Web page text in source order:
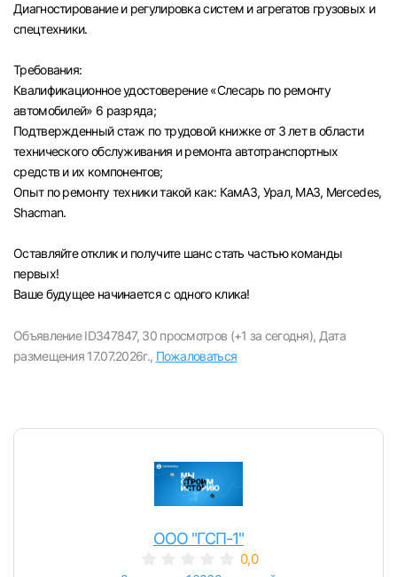
Вход в личный кабинет
вакансии с контактами и оставлять отклики
E-mail или Телефон
Войти
Диагностирование и регулировка систем и агрегатов грузовых и
спецтехники.
Требования:
Квалификационное удостоверение «Слесарь по ремонту
автомобилей» 6 разряда;
Подтвержденный стаж по трудовой книжке от 3 лет в области
технического обслуживания и ремонта автотранспортных
средств и их компонентов;
Опыт по ремонту техники такой как: КамАЗ, Урал, МАЗ, Mercedes,
Shacman.
Оставляйте отклик и получите шанс стать частью команды
первых!
Ваше будущее начинается с одного клика!
Объявление ID347847, 30 просмотров (+1 за сегодня), Дата
размещения 17.07.2026г., Пожаловаться
ООО "ГСП-1"
0,0